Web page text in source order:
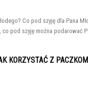
Co pod szyję dla Pana
co pod szyję można podarować
KORZYSTAĆ Z